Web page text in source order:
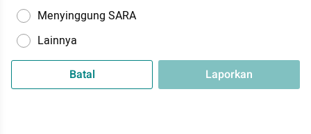
Menyinggung SARA
Lainnya
Batal Laporkan